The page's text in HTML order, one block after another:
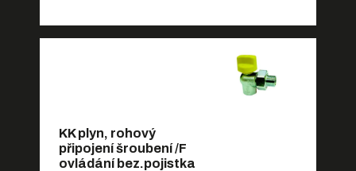
KK plyn, rohový
připojení šroubení /F
ovládání bez.pojistka